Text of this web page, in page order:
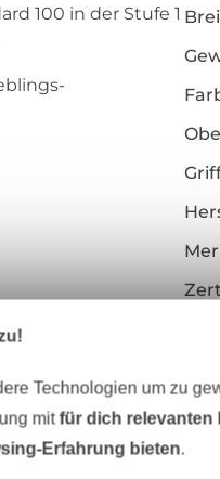
100 in der Stufe 1
Technologien um zu
mitfür dich relevanten
Erfahrung bieten.